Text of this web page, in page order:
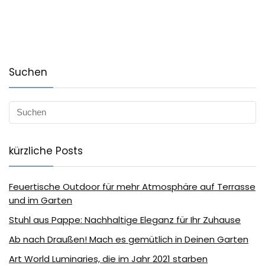
Suchen
kürzliche Posts
Feuertische Outdoor für mehr Atmosphäre auf Terrasse
und im Garten
Stuhl aus Pappe: Nachhaltige Eleganz für Ihr Zuhause
Ab nach Draußen! Mach es gemütlich in Deinen Garten
Art World Luminaries, die im Jahr 2021 starben